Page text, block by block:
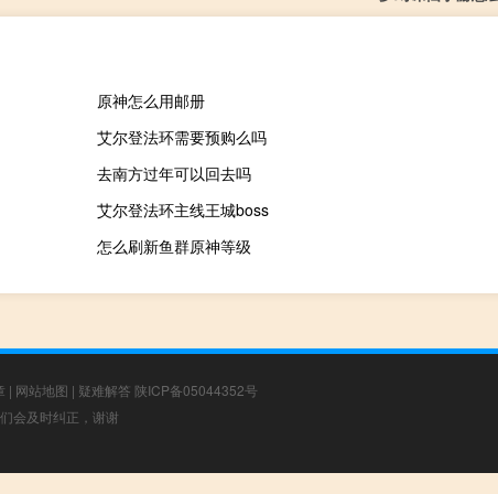
原神怎么用邮册
艾尔登法环需要预购么吗
去南方过年可以回去吗
艾尔登法环主线王城boss
怎么刷新鱼群原神等级
| 网站地图 | 疑难解答 陕ICP备05044352号
会及时纠正，谢谢